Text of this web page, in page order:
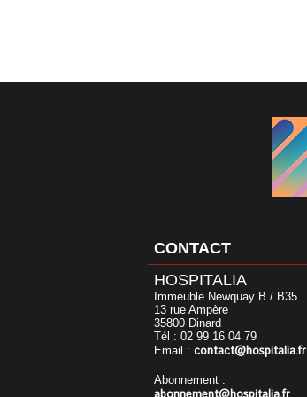
CONTACT
HOSPITALIA
Immeuble Newquay B / B35
13 rue Ampère
35800 Dinard
Tél : 02 99 16 04 79
Email : contact@hospitalia.fr
Abonnement :